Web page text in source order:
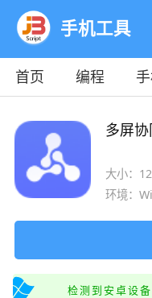
手机工具
首页 编程
多屏
大小：
环境：
检测到安卓设